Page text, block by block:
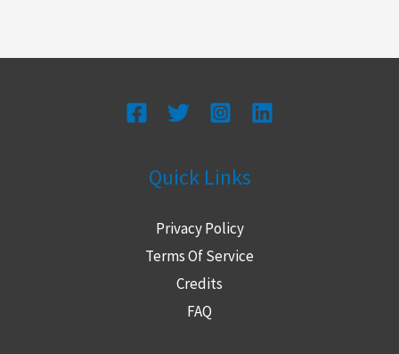
вы
Quick Links
Privacy Policy
Terms Of Service
Credits
FAQ